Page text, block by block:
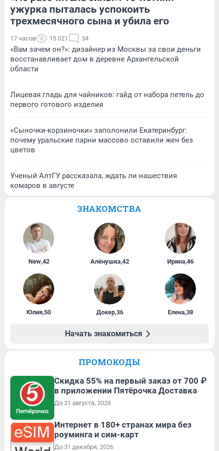
ужурка пыталась успокоить
трехмесячного сына и убила его
17 часов 15 021 34
«Вам зачем он?»: дизайнер из Москвы за свои деньги
восстанавливает дом в деревне Архангельской
области
Лицевая гладь для чайников: гайд от набора петель до
первого готового изделия
«Сыночки-корзиночки» заполонили Екатеринбург:
почему уральские парни массово оставили жен без
цветов
Ученый АлтГУ рассказала, ждать ли нашествия
комаров в августе
ЗНАКОМСТВА
New,42 Алёнушка,42 Ирина,46
Юлия,50 Докер,36 Елена,38
Начать знакомиться
ПРОМОКОДЫ
Скидка 55% на первый заказ от 700 ₽
в приложении Пятёрочка Доставка
До 31 августа, 2026
Интернет в 180+ странах мира без
роуминга и сим-карт
До 31 декабря, 2026